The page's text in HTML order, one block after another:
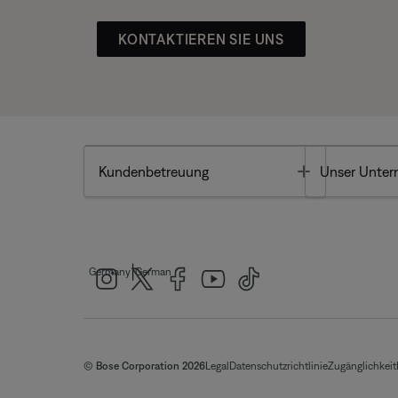
KONTAKTIEREN SIE UNS
Kundenbetreuung Toggle
Unser
Germany|German
© Bose Corporation 2026Legal DatenschutzrichtlinieZugänglichkeit